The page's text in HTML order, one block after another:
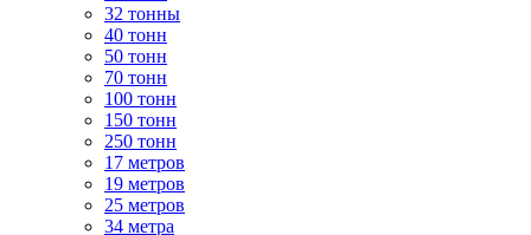
32 тонны
40 тонн
50 тонн
70 тонн
100 тонн
150 тонн
250 тонн
17 метров
19 метров
25 метров
34 метра